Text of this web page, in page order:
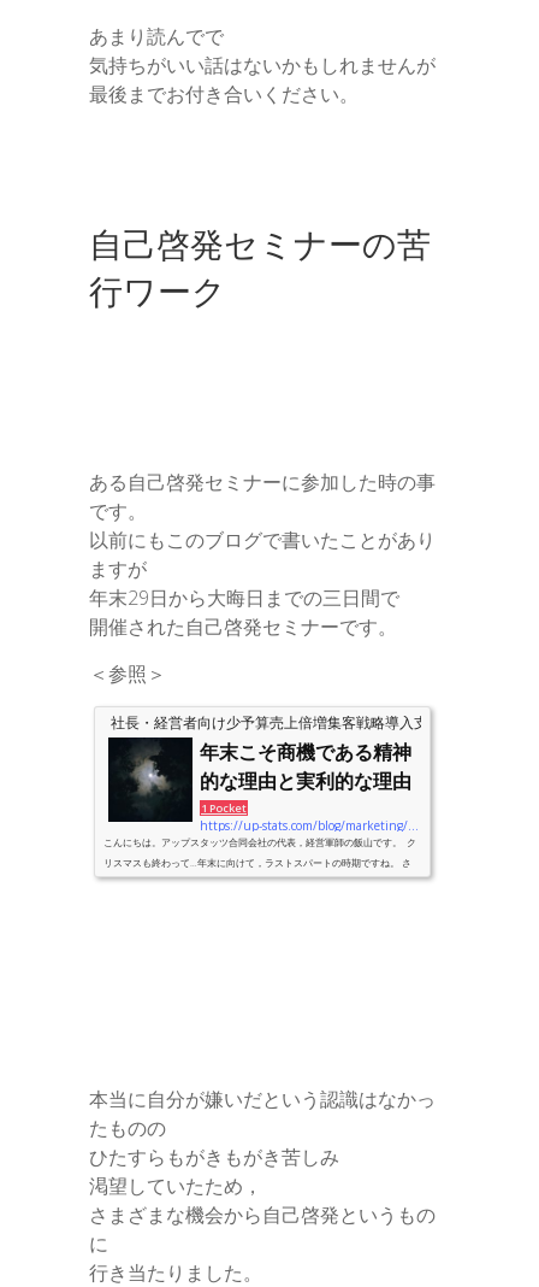
あまり読んでで
気持ちがいい話はないかもしれませんが
最後までお付き合いください。
自己啓発セミナーの苦
行ワーク
ある自己啓発セミナーに参加した時の事
です。
以前にもこのブログで書いたことがあり
ますが
年末29日から大晦日までの三日間で
開催された自己啓発セミナーです。
＜参照＞
社長・経営者向け少予算売上倍増集客戦略導入支援のアップスタ
年末こそ商機である精神
的な理由と実利的な理由
1 Pocket
こんにちは。アップスタッツ合同会社の代表，経営軍師の飯山です。 ク
リスマスも終わって…年末に向けて，ラストスパートの時期ですね。 さ
て，こんな時期にふさわしい…ごく普通の話をします。 なぜなら，言わ
本当に自分が嫌いだという認識はなかっ
たものの
ひたすらもがきもがき苦しみ
渇望していたため，
さまざまな機会から自己啓発というもの
に
行き当たりました。